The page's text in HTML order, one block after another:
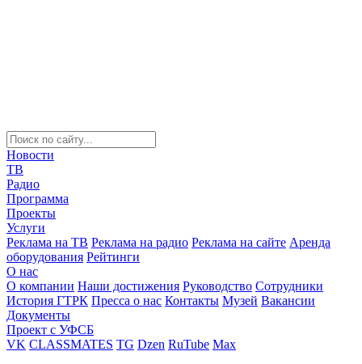
Новости
ТВ
Радио
Программа
Проекты
Услуги
Реклама на ТВ Реклама на радио Реклама на сайте Аренда
оборудования Рейтинги
О нас
О компании Наши достижения Руководство Сотрудники
История ГТРК Пресса о нас Контакты Музей Вакансии
Документы
Проект с УФСБ
VK CLASSMATES TG Dzen RuTube Max